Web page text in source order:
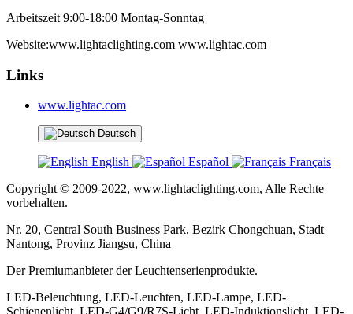
Arbeitszeit 9:00-18:00 Montag-Sonntag
Website:www.lightaclighting.com www.lightac.com
Links
www.lightac.com
Deutsch
English Español
Français
Copyright © 2009-2022, www.lightaclighting.com, Alle Rechte
vorbehalten.
Nr. 20, Central South Business Park, Bezirk Chongchuan, Stadt
Nantong, Provinz Jiangsu, China
Der Premiumanbieter der Leuchtenserienprodukte.
LED-Beleuchtung, LED-Leuchten, LED-Lampe, LED-